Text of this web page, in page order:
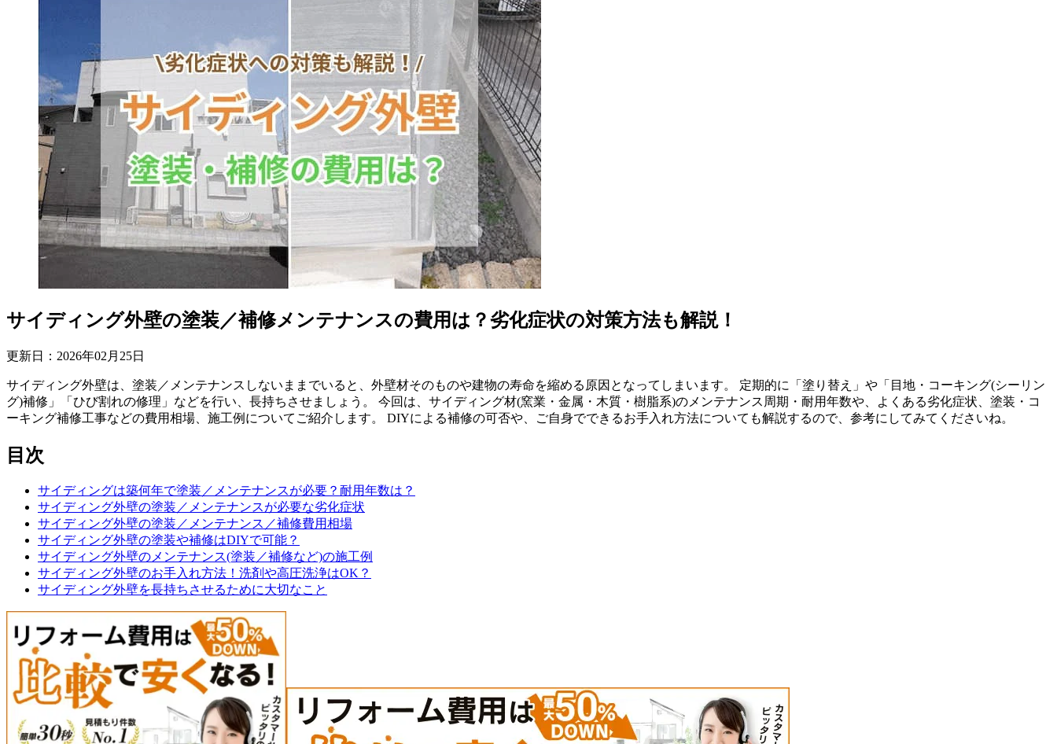
サイディング外壁の塗装／補修メンテナンスの費用は？劣化症状の対策方法も解説！
更新日： 2026年02 月 25日
サイディング外壁は、塗装／メンテナンスしないままでいると、外壁材そのものや建物の寿命を縮める原因となってしまいます。 定期的に「塗り替え」や「目地・コーキング(シーリン
グ)補修」「ひび割れの修理」などを行い、長持ちさせましょう。 今回は、サイディング材(窯業・金属・木質・樹脂系)のメンテナンス周期・耐用年数や、よくある劣化症状、塗装・コ
ーキング補修工事などの費用相場、施工例についてご紹介します。 DIYによる補修の可否や、ご自身でできるお手入れ方法についても解説するので、参考にしてみてくださいね。
目次
サイディングは築何年で塗装／メンテナンスが必要？耐用年数は？
サイディング外壁の塗装／メンテナンスが必要な劣化症状
サイディング外壁の塗装／メンテナンス／補修費用相場
サイディング外壁の塗装や補修はDIYで可能？
サイディング外壁のメンテナンス(塗装／補修など)の施工例
サイディング外壁のお手入れ方法！洗剤や高圧洗浄はOK？
サイディング外壁を長持ちさせるために大切なこと